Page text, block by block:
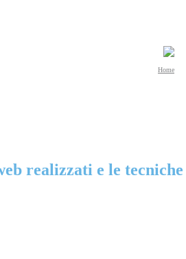
Home
realizzati e le